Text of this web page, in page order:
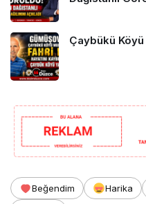
Çaybükü Köyü
Beğendim Harika